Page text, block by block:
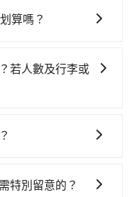
分鐘。抵達高鐵站
再用5分鐘出站、等
約花20分鐘、車費
不過台南市領有合法
台南市少部分小黃司
），最重要的是你
外加收$3.2，從台南
為
額外的汽車保險與可
沒有較大的七人座
算嗎？
等，如果在路邊攔不
車隊，如台南包車
可省高達
小黃的難度是台北或
若人數及行李或
客，並可攜帶三個隨
隨身行李與六個30
嚴格審查的職業司
特別留意的？